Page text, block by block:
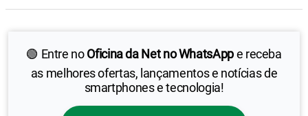
🟢 Entre noOficina da Net no WhatsAppe receba
as melhores ofertas, lançamentos e notícias de
smartphones e tecnologia!